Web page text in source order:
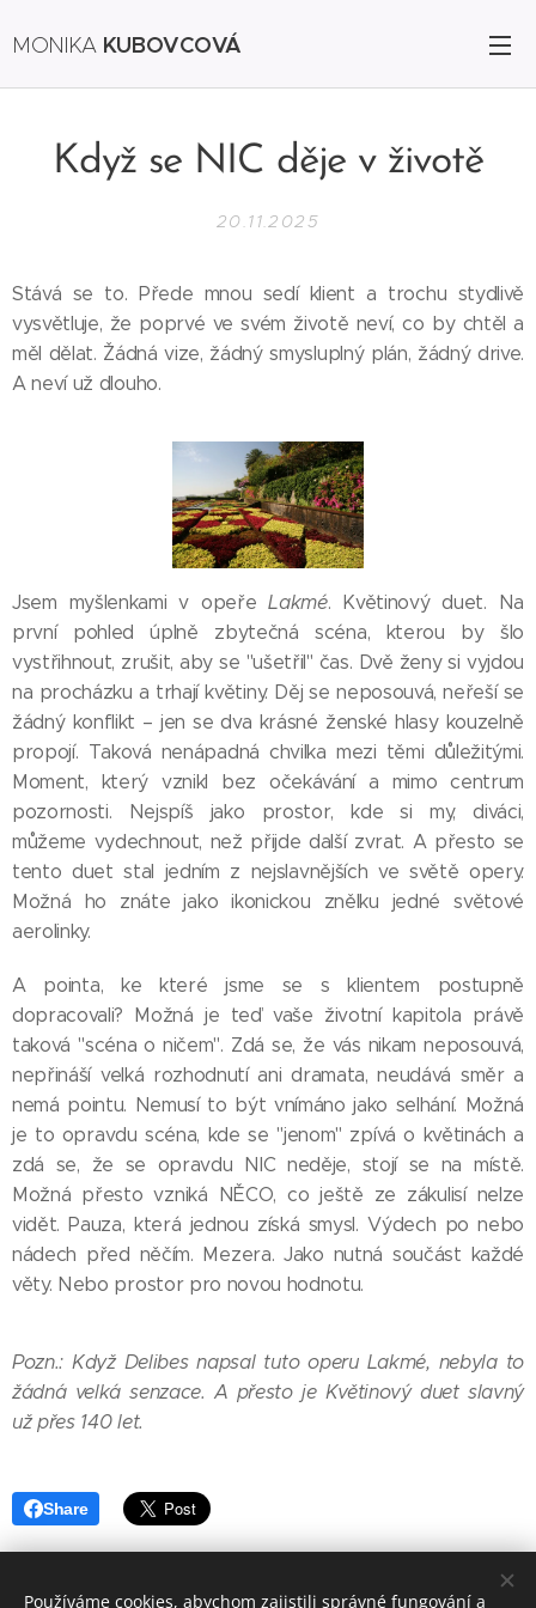
MONIKA KUBOVCOVÁ
Když se NIC děje v životě
20.11.2025
Stává se to. Přede mnou sedí klient a trochu stydlivě
vysvětluje, že poprvé ve svém životě neví, co by chtěl a
měl dělat. Žádná vize, žádný smysluplný plán, žádný drive.
A neví už dlouho.
Jsem myšlenkami v opeřeLakmé. Květinový duet. Na
první pohled úplně zbytečná scéna, kterou by šlo
vystřihnout, zrušit, aby se "ušetřil" čas. Dvě ženy si vyjdou
na procházku a trhají květiny. Děj se neposouvá, neřeší se
žádný konflikt – jen se dva krásné ženské hlasy kouzelně
propojí. Taková nenápadná chvilka mezi těmi důležitými.
Moment, který vznikl bez očekávání a mimo centrum
pozornosti. Nejspíš jako prostor, kde si my, diváci,
můžeme vydechnout, než přijde další zvrat. A přesto se
tento duet stal jedním z nejslavnějších ve světě opery.
Možná ho znáte jako ikonickou znělku jedné světové
aerolinky.
A pointa, ke které jsme se s klientem postupně
dopracovali? Možná je teď vaše životní kapitola právě
taková "scéna o ničem". Zdá se, že vás nikam neposouvá,
nepřináší velká rozhodnutí ani dramata, neudává směr a
nemá pointu. Nemusí to být vnímáno jako selhání. Možná
je to opravdu scéna, kde se "jenom" zpívá o květinách a
zdá se, že se opravdu NIC neděje, stojí se na místě.
Možná přesto vzniká NĚCO, co ještě ze zákulisí nelze
vidět. Pauza, která jednou získá smysl. Výdech po nebo
nádech před něčím. Mezera. Jako nutná součást každé
věty. Nebo prostor pro novou hodnotu.
Pozn.: Když Delibes napsal tuto operu Lakmé, nebyla to
žádná velká senzace. A přesto je Květinový duet slavný
už přes 140 let.
Share
Používáme cookies, abychom zajistili správné fungování a